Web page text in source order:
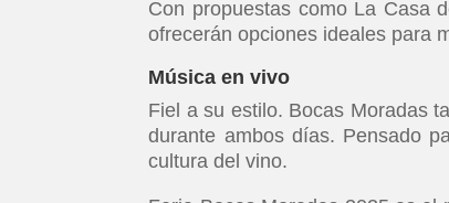
Con propuestas como La Casa
ofrecerán opciones ideales para
Música en vivo
Fiel a su estilo. Bocas Moradas
durante ambos días. Pensado
cultura del vino.